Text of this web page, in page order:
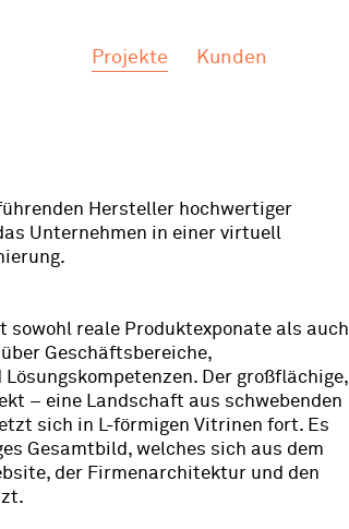
Projekte Kunden
Hersteller hochwertiger
Unternehmen in einer virtuell
sowohl reale Produktexponate als auch
Geschäftsbereiche,
Der großflächige,
– eine Landschaft aus schwebenden
sich in L-förmigen Vitrinen fort. Es
Gesamtbild, welches sich aus dem
der Firmenarchitektur und den